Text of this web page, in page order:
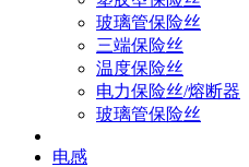
玻璃管保险丝
三端保险丝
温度保险丝
电力保险丝/熔断器
玻璃管保险丝
电感